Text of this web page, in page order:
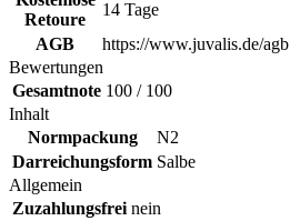
Retoure
14 Tage
AGB
https://www.juvalis.de/agb
Bewertungen
Gesamtnote 100 / 100
Inhalt
Normpackung
N2
Darreichungsform Salbe
Allgemein
Zuzahlungsfrei nein